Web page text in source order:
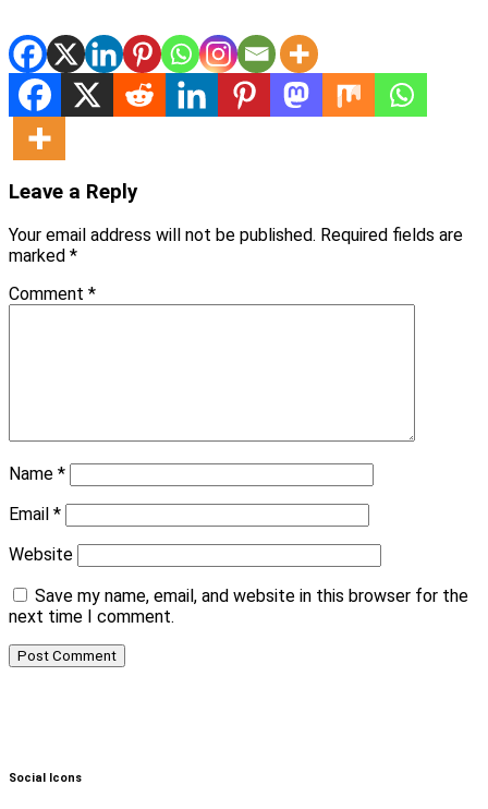
Leave a Reply
Your email address will not be published. Required fields are
marked *
Comment *
Name *
Email *
Website
Save my name, email, and website in this browser for the
next time I comment.
Social Icons